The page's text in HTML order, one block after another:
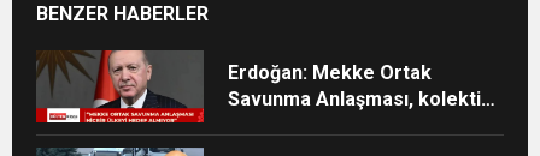
BENZER HABERLER
Erdoğan: Mekke Ortak
Savunma Anlaşması, kolektif